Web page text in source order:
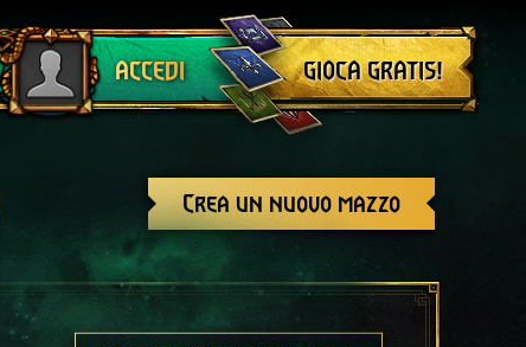
ACCEDI
Esci
GIOCA GRATIS!
Crea un nuovo mazzo